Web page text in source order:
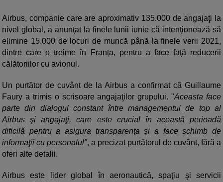
Airbus, companie care are aproximativ 135.000 de angajaţi la
nivel global, a anunţat la finele lunii iunie că intenţionează să
elimine 15.000 de locuri de muncă până la finele verii 2021,
dintre care o treime în Franţa, pentru a face faţă reducerii
călătoriilor cu avionul.
Un purtător de cuvânt de la Airbus a confirmat că Guillaume
Faury a trimis o scrisoare angajaţilor grupului. "Aceasta face
parte din dialogul constant între managementul de top al
Airbus şi angajaţi, care este crucial în această perioadă
dificilă pentru a asigura transparenţa şi a face schimb de
informaţii cu personalul", a precizat purtătorul de cuvânt, fără a
oferi alte detalii.
Airbus este lider global în aeronautică, spaţiu şi servicii